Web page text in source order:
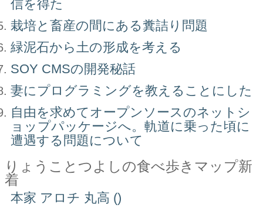
信を得た
栽培と畜産の間にある糞詰り問題
緑泥石から土の形成を考える
SOY CMSの開発秘話
妻にプログラミングを教えることにした
自由を求めてオープンソースのネットシ
ョップパッケージへ。軌道に乗った頃に
遭遇する問題について
りょうことつよしの食べ歩きマップ新
着
本家 アロチ 丸高 ()